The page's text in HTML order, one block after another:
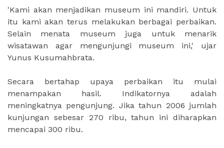
'Kami akan menjadikan museum ini mandiri. Untuk
itu kami akan terus melakukan berbagai perbaikan.
Selain menata museum juga untuk menarik
wisatawan agar mengunjungi museum ini,' ujar
Yunus Kusumahbrata.
Secara bertahap upaya perbaikan itu mulai
menampakan hasil. Indikatornya adalah
meningkatnya pengunjung. Jika tahun 2006 jumlah
kunjungan sebesar 270 ribu, tahun ini diharapkan
mencapai 300 ribu.